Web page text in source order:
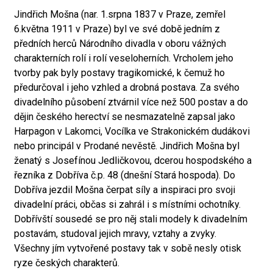
Jindřich Mošna (nar. 1.srpna 1837 v Praze, zemřel
6.května 1911 v Praze) byl ve své době jedním z
předních herců Národního divadla v oboru vážných
charakterních rolí i rolí veseloherních. Vrcholem jeho
tvorby pak byly postavy tragikomické, k čemuž ho
předurčoval i jeho vzhled a drobná postava. Za svého
divadelního působení ztvárnil více než 500 postav a do
dějin českého herectví se nesmazatelně zapsal jako
Harpagon v Lakomci, Vocílka ve Strakonickém dudákovi
nebo principál v Prodané nevěstě. Jindřich Mošna byl
ženatý s Josefínou Jedličkovou, dcerou hospodského a
řezníka z Dobříva č.p. 48 (dnešní Stará hospoda). Do
Dobříva jezdil Mošna čerpat síly a inspiraci pro svoji
divadelní práci, občas si zahrál i s místními ochotníky.
Dobřívští sousedé se pro něj stali modely k divadelním
postavám, studoval jejich mravy, vztahy a zvyky.
Všechny jím vytvořené postavy tak v sobě nesly otisk
ryze českých charakterů.